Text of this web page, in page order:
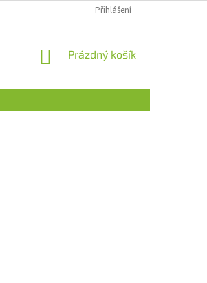
Přihlášení
NÁKUPNÍ
Prázdný košík